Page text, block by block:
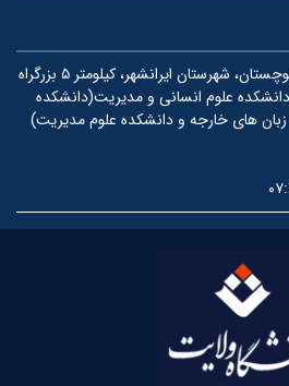
استان سیستان و بلوچستان، شهرستان ایرانشهر، کیلومتر ۵ بزرگراه
دانشکده علوم انسانی و مدیریت(دانشکده
زبان های خارجه و دانشکده علوم مدیریت)